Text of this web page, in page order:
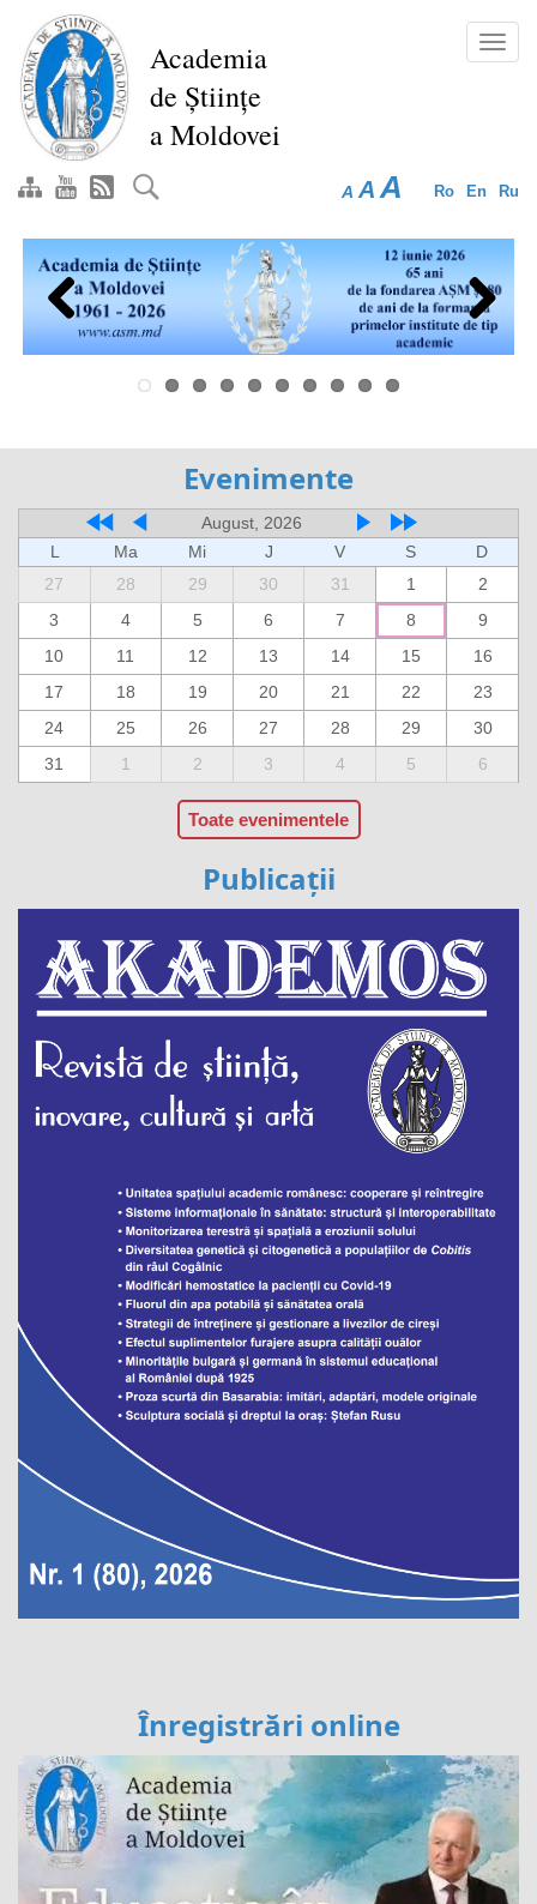
Перейти
основному
содержанию
Academia
de Științe
a Moldovei
Ro En Ru
A A A
Previous Next
Evenimente
August, 2026
L
Ma Mi J V S
D
27
28 29 30 31 1
2
3
4 5 6 7 8
9
10
11 12 13 14 15
16
17
18 19 20 21 22
23
24
25 26 27 28 29
30
31
1 2 3 4 5 6
Toate evenimentele
Publicații
Înregistrări online